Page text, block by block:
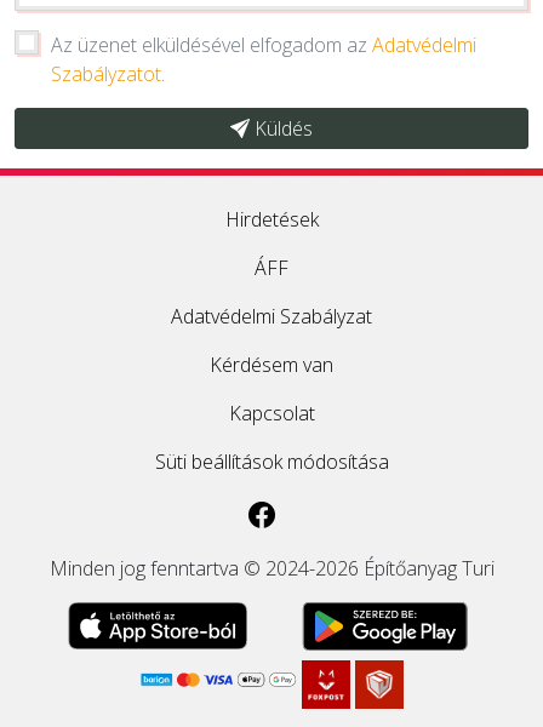
Az üzenet elküldésével elfogadom az Adatvédelmi
Szabályzatot.
Küldés
Hirdetések
ÁFF
Adatvédelmi Szabályzat
Kérdésem van
Kapcsolat
Süti beállítások módosítása
Minden jog fenntartva © 2024-2026 Építőanyag Turi